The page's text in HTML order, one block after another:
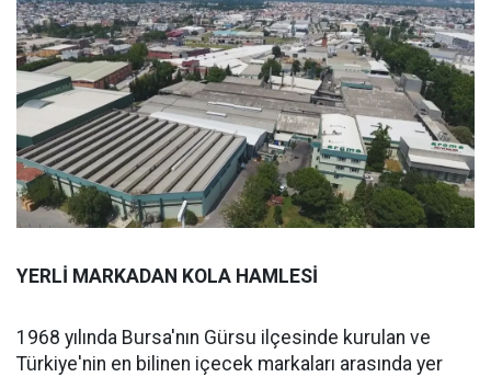
YERLİ MARKADAN KOLA HAMLESİ
1968 yılında Bursa'nın Gürsu ilçesinde kurulan ve
Türkiye'nin en bilinen içecek markaları arasında yer